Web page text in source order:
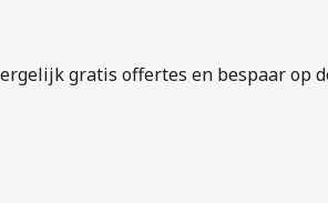
gratis offertes en bespaar op